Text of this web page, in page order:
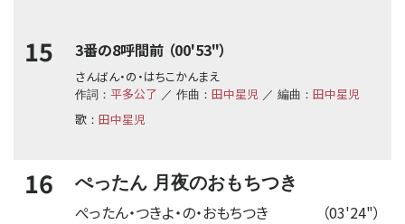
15 3番の8呼間前 （00'53"）
さんばん・の・はちこかんまえ
作詞： 平多公了 ／ 作曲： 田中星児 ／ 編曲： 田中星児
歌 ： 田中星児
16 ぺったん 月夜のおもちつき
（03'24"）
ぺったん・つきよ・の・おもちつき